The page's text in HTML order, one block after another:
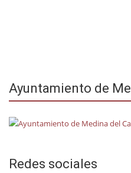
Ayuntamiento de
Redes sociales